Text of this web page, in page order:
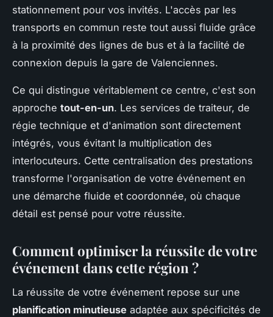
stationnement pour vos invités. L'accès par les
transports en commun reste tout aussi fluide grâce
à la proximité des lignes de bus et à la facilité de
connexion depuis la gare de Valenciennes.
Ce qui distingue véritablement ce centre, c'est son
approche tout-en-un. Les services de traiteur, de
régie technique et d'animation sont directement
intégrés, vous évitant la multiplication des
interlocuteurs. Cette centralisation des prestations
transforme l'organisation de votre événement en
une démarche fluide et coordonnée, où chaque
détail est pensé pour votre réussite.
Comment optimiser la réussite de votre
événement dans cette région ?
La réussite de votre événement repose sur une
planification minutieuse adaptée aux spécificités de